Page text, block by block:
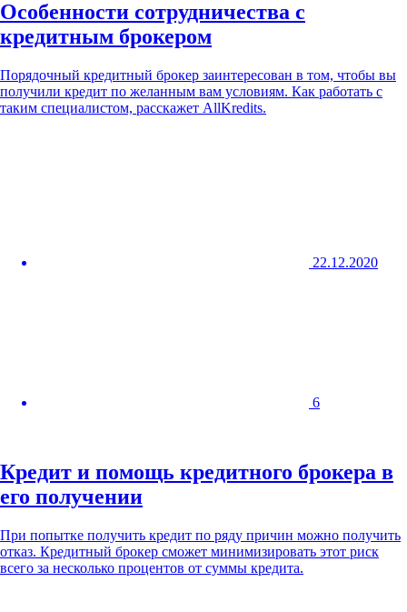
Особенности сотрудничества с
кредитным брокером
Порядочный кредитный брокер заинтересован в том, чтобы вы
получили кредит по желанным вам условиям. Как работать с
таким специалистом, расскажет AllKredits.
22.12.2020
6
Кредит и помощь кредитного брокера в
его получении
При попытке получить кредит по ряду причин можно получить
отказ. Кредитный брокер сможет минимизировать этот риск
всего за несколько процентов от суммы кредита.